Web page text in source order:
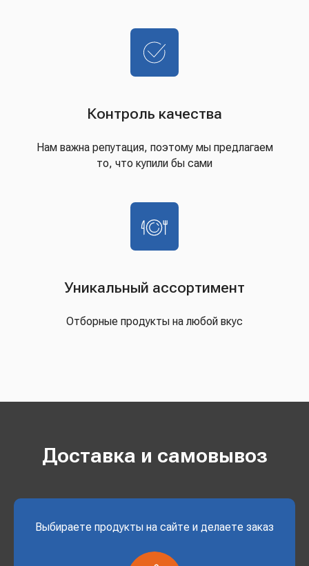
Контроль качества
Нам важна репутация, поэтому мы предлагаем
то, что купили бы сами
Уникальный ассортимент
Отборные продукты на любой вкус
Доставка и самовывоз
Выбираете продукты на сайте и делаете заказ